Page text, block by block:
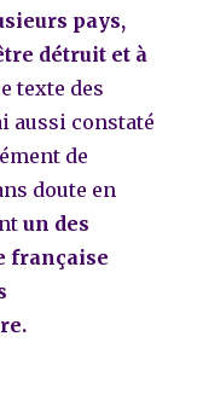
pays,
détruit et à
texte des
aussi constaté
de
doute en
un des
française